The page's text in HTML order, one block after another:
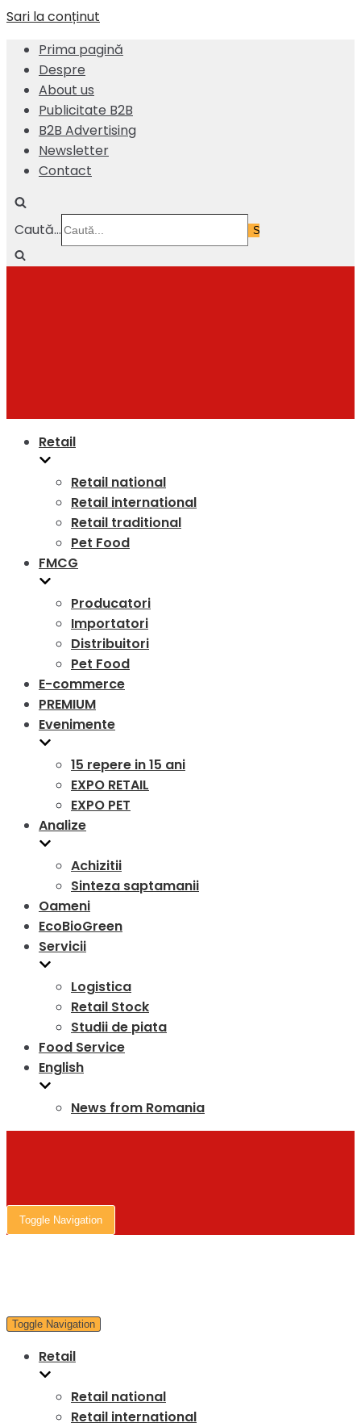
Sari la conținut
Prima pagină
Despre
About us
Publicitate B2B
B2B Advertising
Newsletter
Contact
Caută...
Retail
Retail national
Retail international
Retail traditional
Pet Food
FMCG
Producatori
Importatori
Distribuitori
Pet Food
E-commerce
PREMIUM
Evenimente
15 repere in 15 ani
EXPO RETAIL
EXPO PET
Analize
Achizitii
Sinteza saptamanii
Oameni
EcoBioGreen
Servicii
Logistica
Retail Stock
Studii de piata
Food Service
English
News from Romania
Toggle Navigation
Toggle Navigation
Retail
Retail national
Retail international